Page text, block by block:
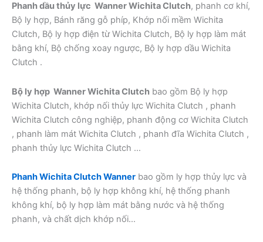
Phanh dầu thủy lực Wanner Wichita Clutch, phanh cơ khí,
Bộ ly hợp, Bánh răng gỗ phíp, Khớp nối mềm Wichita
Clutch, Bộ ly hợp điện từ Wichita Clutch, Bộ ly hợp làm mát
bằng khí, Bộ chống xoay ngược, Bộ ly hợp dầu Wichita
Clutch .
Bộ ly hợp Wanner Wichita Clutch bao gồm Bộ ly hợp
Wichita Clutch, khớp nối thủy lực Wichita Clutch , phanh
Wichita Clutch công nghiệp, phanh động cơ Wichita Clutch
, phanh làm mát Wichita Clutch , phanh đĩa Wichita Clutch ,
phanh thủy lực Wichita Clutch …
Phanh Wichita Clutch Wanner bao gồm ly hợp thủy lực và
hệ thống phanh, bộ ly hợp không khí, hệ thống phanh
không khí, bộ ly hợp làm mát bằng nước và hệ thống
phanh, và chất dịch khớp nối…